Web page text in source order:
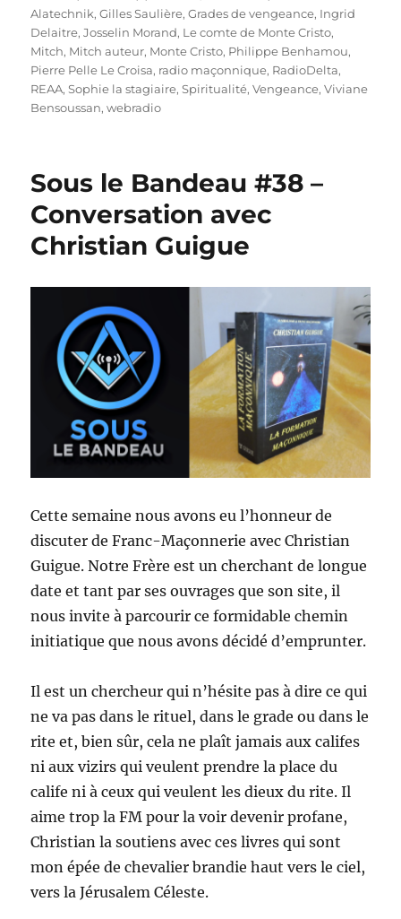
Alatechnik,Gilles Saulière,Grades de vengeance, Ingrid
Delaitre,Josselin Morand, Le comte de Monte Cristo,
Mitch, Mitch auteur, Monte Cristo, Philippe Benhamou,
Pierre Pelle Le Croisa, radio maçonnique, RadioDelta,
REAA,Sophie la stagiaire,Spiritualité,Vengeance,Viviane
Bensoussan,webradio
Sous le Bandeau #38 –
Conversation avec
Christian Guigue
Cette semaine nous avons eu l’honneur de
discuter de Franc-Maçonnerie avec Christian
Guigue. Notre Frère est un cherchant de longue
date et tant par ses ouvrages que son site, il
nous invite à parcourir ce formidable chemin
initiatique que nous avons décidé d’emprunter.
Il est un chercheur qui n’hésite pas à dire ce qui
ne va pas dans le rituel, dans le grade ou dans le
rite et, bien sûr, cela ne plaît jamais aux califes
ni aux vizirs qui veulent prendre la place du
calife ni à ceux qui veulent les dieux du rite. Il
aime trop la FM pour la voir devenir profane,
Christian la soutiens avec ces livres qui sont
mon épée de chevalier brandie haut vers le ciel,
vers la Jérusalem Céleste.